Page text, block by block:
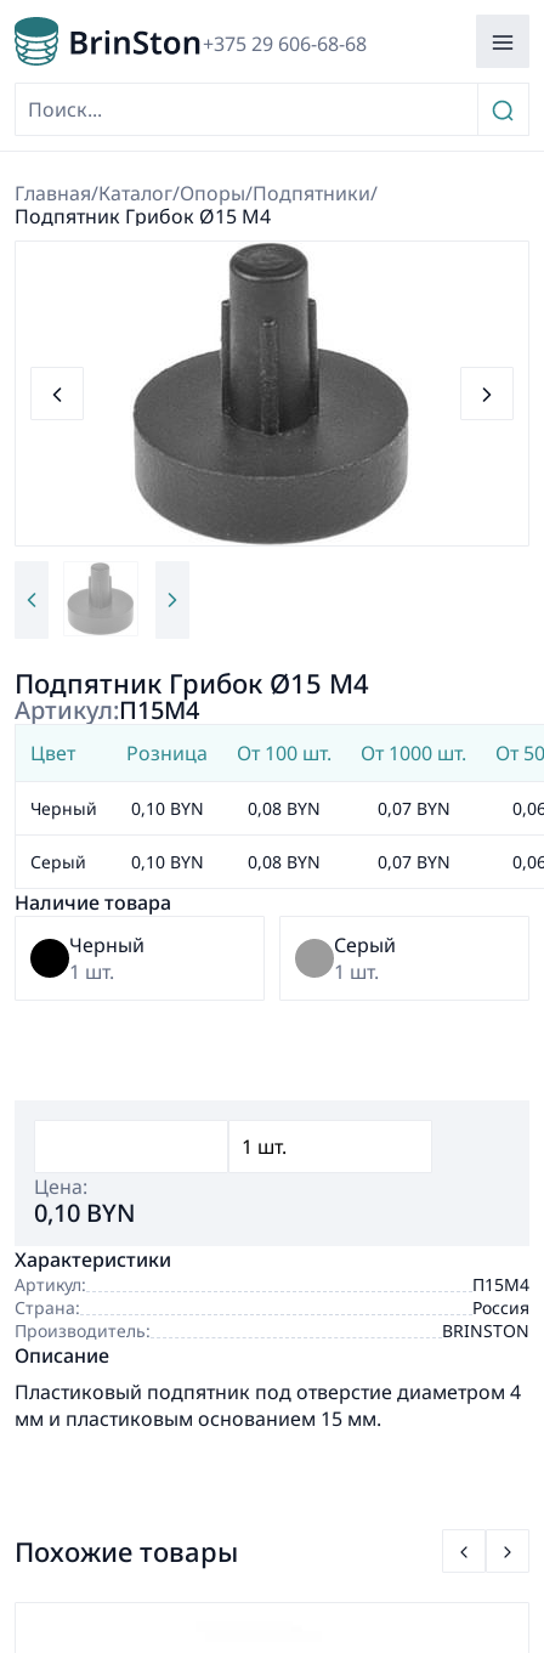
+375 29 606-68-68
Главная/Каталог/Опоры/Подпятники/
Подпятник Грибок Ø15 М4
Подпятник Грибок Ø15 М4
Артикул:П15М4
Цвет Розница От 100 шт. От 1000 шт. От
Черный 0,10 BYN 0,08 BYN 0,07 BYN
Серый 0,10 BYN 0,08 BYN 0,07 BYN
Наличие товара
Черный
1 шт.
Серый
1 шт.
Цена:
0,10 BYN
Характеристики
Артикул:
П15М4
Страна:
Россия
Производитель:
BRINSTON
Описание
Пластиковый подпятник под отверстие диаметром 4
мм и пластиковым основанием 15 мм.
Похожие товары